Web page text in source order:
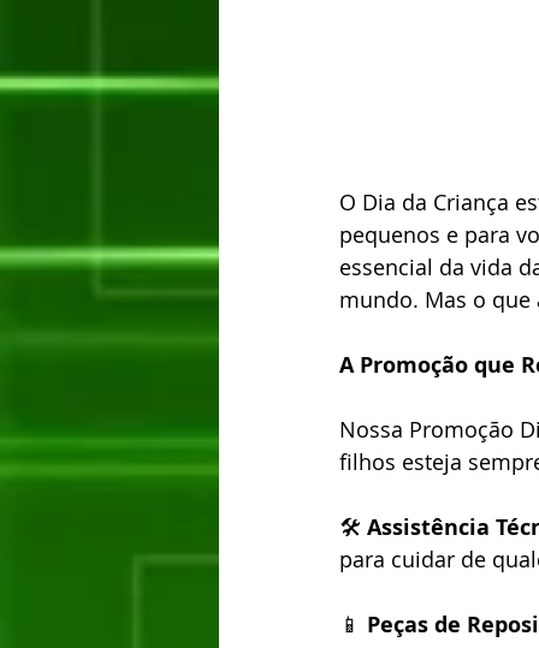
O Dia da Criança
pequenos e para
essencial da vida
mundo. Mas o que
A Promoção que
Nossa Promoção
filhos esteja
🛠️ Assistência
para cuidar de
📱 Peças de